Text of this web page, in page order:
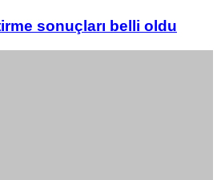
sonuçları belli oldu